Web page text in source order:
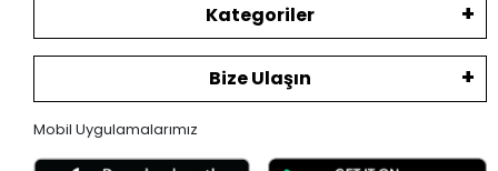
Kategoriler
Bize Ulaşın
Mobil Uygulamalarımız